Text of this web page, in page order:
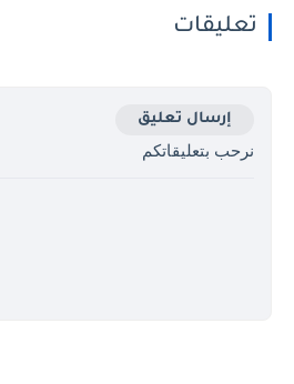
تعليقات
إرسال تعليق
نرحب بتعليقاتكم